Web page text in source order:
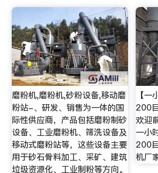
磨粉机,磨粉机,砂粉设备,移动磨
粉站-、研发、销售为一体的国
际性供应商，产品包括磨粉制砂
设备、工业磨粉机、筛洗设备及
移动式磨粉站等，这些设备主要
用于砂石骨料加工、采矿、建筑
垃圾资源化、工业制粉等方向。
【
200
欢迎
一小
200
机厂